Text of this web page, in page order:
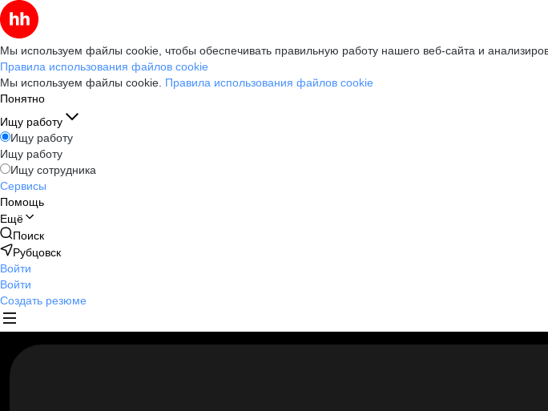
Мы используем файлы cookie, чтобы обеспечивать правильную работу нашего веб-сайта и
Правила использования файлов cookie
Мы используем файлы cookie. Правила использования файлов cookie
Понятно
Ищу работу
Ищу работу
Ищу работу
Ищу сотрудника
Сервисы
Помощь
Ещё
Поиск
Рубцовск
Войти
Войти
Создать резюме